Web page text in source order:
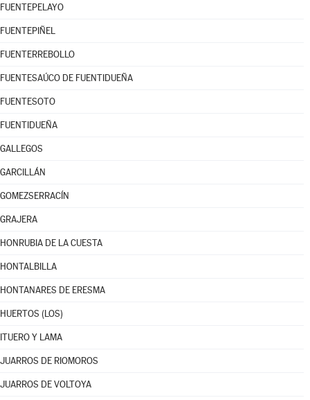
FUENTEPELAYO
FUENTEPIÑEL
FUENTERREBOLLO
FUENTESAÚCO DE FUENTIDUEÑA
FUENTESOTO
FUENTIDUEÑA
GALLEGOS
GARCILLÁN
GOMEZSERRACÍN
GRAJERA
HONRUBIA DE LA CUESTA
HONTALBILLA
HONTANARES DE ERESMA
HUERTOS (LOS)
ITUERO Y LAMA
JUARROS DE RIOMOROS
JUARROS DE VOLTOYA